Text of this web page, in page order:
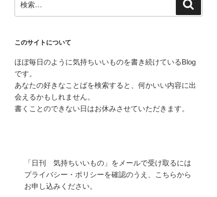
索:
このサイトについて
ほぼ毎日のように気持ちいいものを書き続けているBlog
です。
あなたの好きなことばを検索すると、何かいい内容に出
会えるかもしれません。
書くことのできない日はお休みさせていただきます。
「日刊 気持ちいいもの」をメールで受け取るには
プライバシー・ポリシーを確認のうえ、こちらから
お申し込みください。